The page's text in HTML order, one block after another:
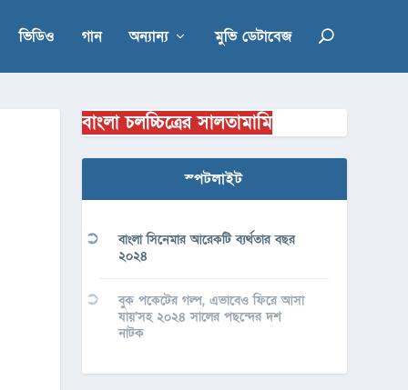
ভিডিও গান অন্যান্য মুভি ডেটাবেজ
বাংলা চলচ্চিত্রের সালতামামি
স্পটলাইট
বাংলা সিনেমার আরেকটি ব্যর্থতার বছর
২০২৪
বুক পকেটের গল্প, এভাবেও ফিরে আসা
যায়’সহ ২০২৪ সালের পছন্দের দশ
নাটক